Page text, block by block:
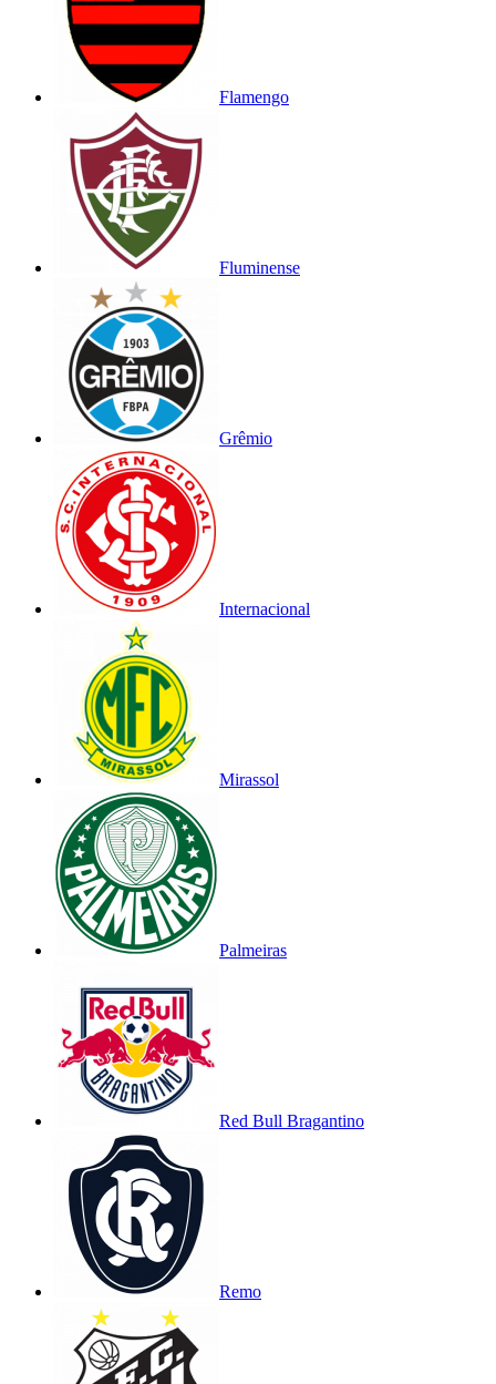
Flamengo
Fluminense
Grêmio
Internacional
Mirassol
Palmeiras
Red Bull Bragantino
Remo